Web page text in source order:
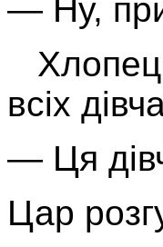
— Ну,
всіх
— Ця
Цар